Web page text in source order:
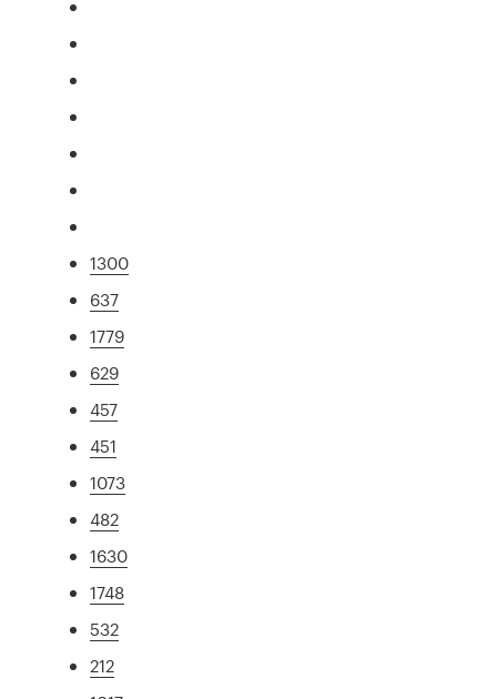
1300
637
1779
629
457
451
1073
482
1630
1748
532
212